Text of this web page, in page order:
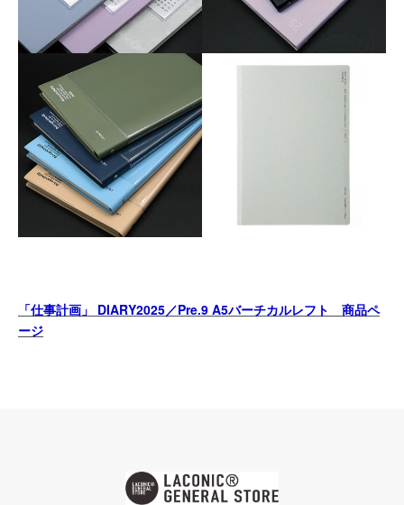
「仕事計画」 DIARY2025／Pre.9 A5バーチカルレフト 商品ペ
ージ